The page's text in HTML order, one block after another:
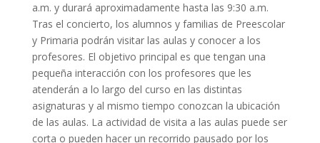
a.m. y durará aproximadamente hasta las 9:30 a.m.
Tras el concierto, los alumnos y familias de Preescolar
y Primaria podrán visitar las aulas y conocer a los
profesores. El objetivo principal es que tengan una
pequeña interacción con los profesores que les
atenderán a lo largo del curso en las distintas
asignaturas y al mismo tiempo conozcan la ubicación
de las aulas. La actividad de visita a las aulas puede ser
corta o pueden hacer un recorrido pausado por los